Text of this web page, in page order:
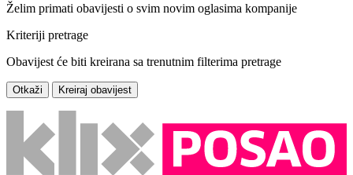
Želim primati obavijesti o svim novim oglasima kompanije
Kriteriji pretrage
Obavijest će biti kreirana sa trenutnim filterima pretrage
Otkaži Kreiraj obavijest